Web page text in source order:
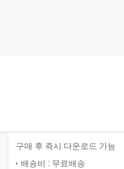
구매 후 즉시 다운로드 가능
배송비 : 무료배송